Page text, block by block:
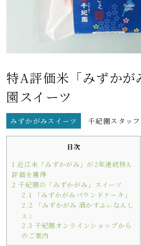
特A評価米「みずかが
園スイーツ
みずかがみスイーツ 千紀園スタッフ
目次
1 近江米「みずかがみ」が2年連続特A
評価を獲得
2 千紀園の「みずかがみ」スイーツ
2.1
「みずかがみパウンドケーキ」
2.2
「みずかがみ 酒かすふぃなんし
ぇ」
2.3 千紀園オンラインショップから
のご案内